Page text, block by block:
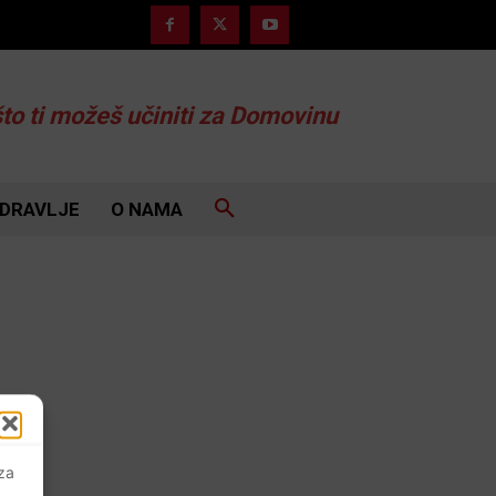
ti možeš učiniti za Domovinu
O NAMA